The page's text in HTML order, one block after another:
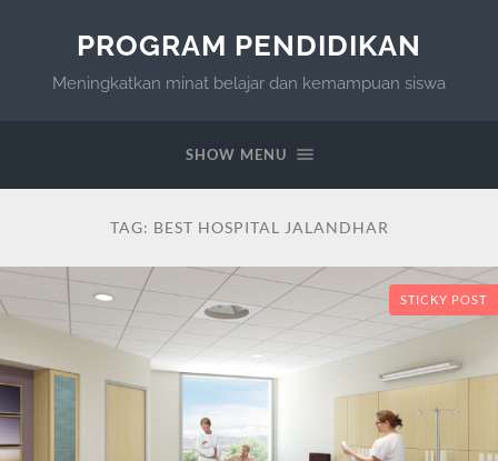
PROGRAM PENDIDIKAN
Meningkatkan minat belajar dan kemampuan siswa
SHOW MENU
TAG: BEST HOSPITAL JALANDHAR
STICKY POST